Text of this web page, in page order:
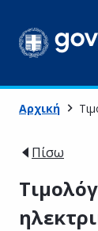
Αρχική
Πίσω